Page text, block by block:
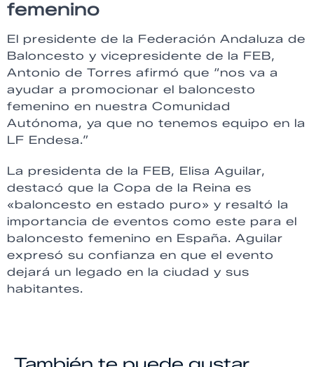
femenino
El presidente de la Federación Andaluza de
Baloncesto y vicepresidente de la FEB,
Antonio de Torres afirmó que “nos va a
ayudar a promocionar el baloncesto
femenino en nuestra Comunidad
Autónoma, ya que no tenemos equipo en la
LF Endesa.”
La presidenta de la FEB, Elisa Aguilar,
destacó que la Copa de la Reina es
«baloncesto en estado puro» y resaltó la
importancia de eventos como este para el
baloncesto femenino en España. Aguilar
expresó su confianza en que el evento
dejará un legado en la ciudad y sus
habitantes.